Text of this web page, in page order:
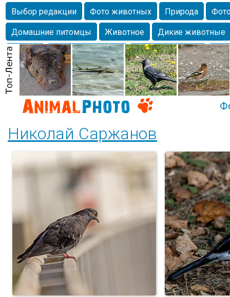
Выбор редакции Фото животных Природа
Домашние питомцы
Животное
Дикие животные
Собаки
Alexanderandronik Млекопитающие
Морда
Собачка Осень Портрет
Домашние
Насекомое
Коты Lebert Дикие птицы Утка
Николай Саржанов